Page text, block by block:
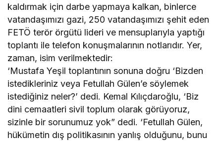
kaldırmak için darbe yapmaya kalkan, binlerce
vatandaşımızı gazi, 250 vatandaşımızı şehit eden
FETÖ terör örgütü lideri ve mensuplarıyla yaptığı
toplantı ile telefon konuşmalarının notlarıdır. Yer,
zaman, isim verilmektedir:
‘Mustafa Yeşil toplantının sonuna doğru ‘Bizden
istedikleriniz veya Fetullah Gülen’e söylemek
istediğiniz neler?’ dedi. Kemal Kılıçdaroğlu, ‘Biz
dini cemaatleri sivil toplum olarak görüyoruz,
sizinle bir sorunumuz yok” dedi. ‘Fetullah Gülen,
hükümetin dış politikasının yanlış olduğunu, bunu